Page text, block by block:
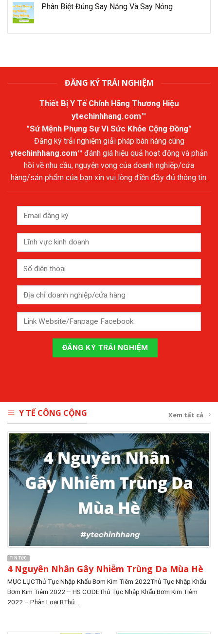
Phân Biệt Đúng Say Nắng Và Say Nóng
ĐĂNG KÝ TRẢI NGHIỆM
Thiết Bị Y Tế Chính Hãng Thương Hiệu
ytechinhhang.com™
"Sứ Mệnh Phụng Sự Vì Sức Khỏe Cộng Đồng"
Đăng ký trải nghiệm giải pháp bán hàng cùng
ytechinhhang.com™ đánh giá hiệu quả hoạt động và phản
hồi về nhu cầu, nguyện vọng của doanh nghiệp/cửa
hàng/sản phẩm của bạn xin vui lòng điền đầy đủ thông tin.
Y TẾ CÔNG CỘNG Xem tất cả
TIN TỨC
4 Nguyên Nhân Gây Nhiễm Trùng Da Mùa Hè
MỤC LỤCThủ Tục Nhập Khẩu Bơm Kim Tiêm 2022Thủ Tục Nhập Khẩu
Bơm Kim Tiêm 2022 – HS CODEThủ Tục Nhập Khẩu Bơm Kim Tiêm
2022 – Phân Loại BThủ...